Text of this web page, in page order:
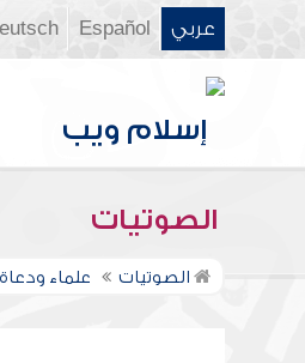
عربي Español
الصوتيات
الصوتيات علماء ودعاة